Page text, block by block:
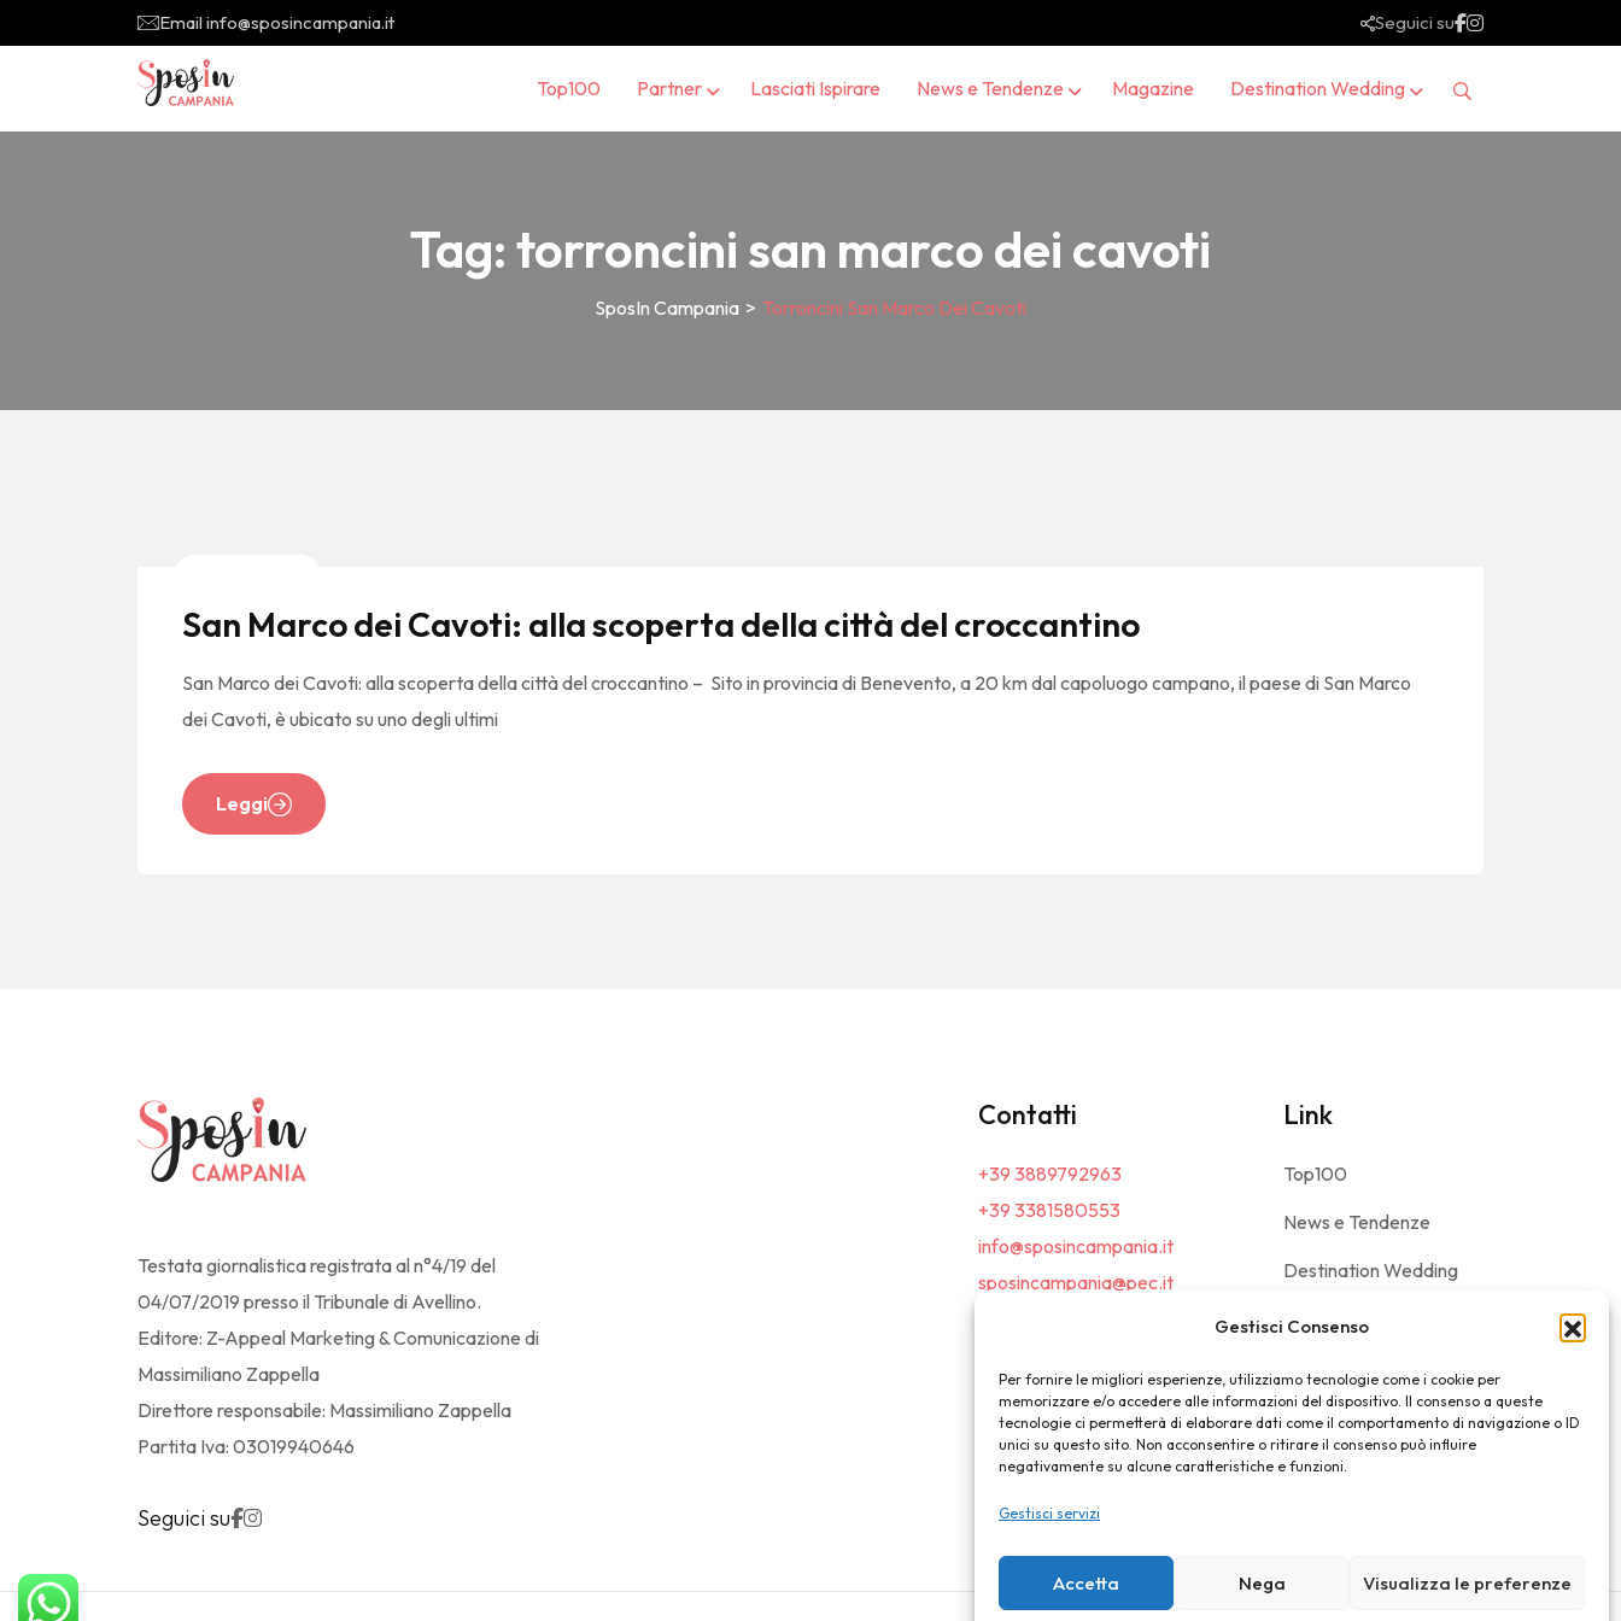
Gestisci Consenso
Per fornire le migliori esperienze, utilizziamo tecnologie come i cookie per
memorizzare e/o accedere alle informazioni del dispositivo. Il consenso a queste
tecnologie ci permetterà di elaborare dati come il comportamento di navigazione o ID
unici su questo sito. Non acconsentire o ritirare il consenso può influire
negativamente su alcune caratteristiche e funzioni.
Gestisci servizi
Accetta Nega Visualizza le preferenze
Email info@sposincampania.it Seguici su
Top100 Partner Lasciati Ispirare News e Tendenze Magazine Destination Wedding
Tag:torroncini san marco dei cavoti
SposIn Campania > Torroncini San Marco Dei Cavoti
San Marco dei Cavoti: alla scoperta della città del croccantino
San Marco dei Cavoti: alla scoperta della città del croccantino – Sito in provincia di Benevento, a 20 km dal capoluogo campano, il paese di San Marco
dei Cavoti, è ubicato su uno degli ultimi
Leggi
Testata giornalistica registrata al n°4/19 del
04/07/2019 presso il Tribunale di Avellino.
Editore: Z-Appeal Marketing & Comunicazione di
Massimiliano Zappella
Direttore responsabile: Massimiliano Zappella
Partita Iva: 03019940646
Seguici su
Contatti
+39 3889792963
+39 3381580553
info@sposincampania.it
sposincampania@pec.it
Link
Top100
News e Tendenze
Destination Wedding
Magazine